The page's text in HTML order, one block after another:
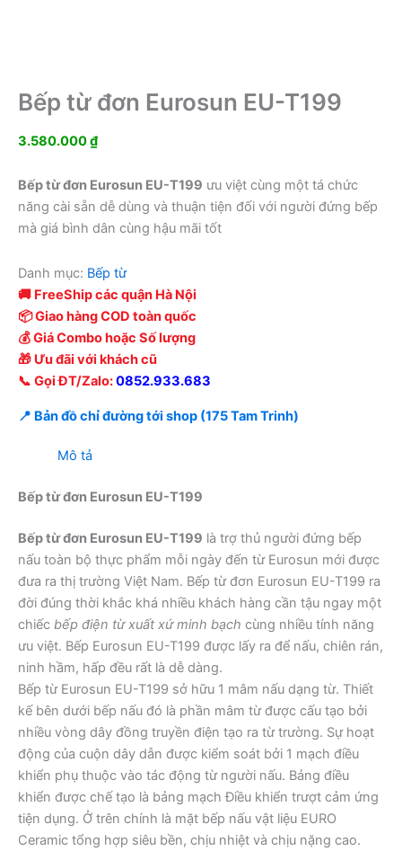
Bếp từ đơn Eurosun EU-T199
3.580.000₫
Bếp từ đơn Eurosun EU-T199 ưu việt cùng một tá chức
năng cài sẵn dễ dùng và thuận tiện đối với người đứng bếp
mà giá bình dân cùng hậu mãi tốt
Danh mục: Bếp từ
🚚 FreeShip các quận Hà Nội
📦 Giao hàng COD toàn quốc
💰 Giá Combo hoặc Số lượng
🎁 Ưu đãi với khách cũ
📞 Gọi ĐT/Zalo:0852.933.683
📍 Bản đồ chỉ đường tới shop (175 Tam Trinh)
Mô tả
Bếp từ đơn Eurosun EU-T199
Bếp từ đơn Eurosun EU-T199 là trợ thủ người đứng bếp
nấu toàn bộ thực phẩm mỗi ngày đến từ Eurosun mới được
đưa ra thị trường Việt Nam. Bếp từ đơn Eurosun EU-T199 ra
đời đúng thời khắc khá nhiều khách hàng cần tậu ngay một
chiếc bếp điện từ xuất xứ minh bạch cùng nhiều tính năng
ưu việt. Bếp Eurosun EU-T199 được lấy ra để nấu, chiên rán,
ninh hầm, hấp đều rất là dễ dàng.
Bếp từ Eurosun EU-T199 sở hữu 1 mâm nấu dạng từ. Thiết
kế bên dưới bếp nấu đó là phần mâm từ được cấu tạo bởi
nhiều vòng dây đồng truyền điện tạo ra từ trường. Sự hoạt
động của cuộn dây dẫn được kiểm soát bởi 1 mạch điều
khiển phụ thuộc vào tác động từ người nấu. Bảng điều
khiển được chế tạo là bảng mạch Điều khiển trượt cảm ứng
tiện dụng. Ở trên chính là mặt bếp nấu vật liệu EURO
Ceramic tổng hợp siêu bền, chịu nhiệt và chịu nặng cao.